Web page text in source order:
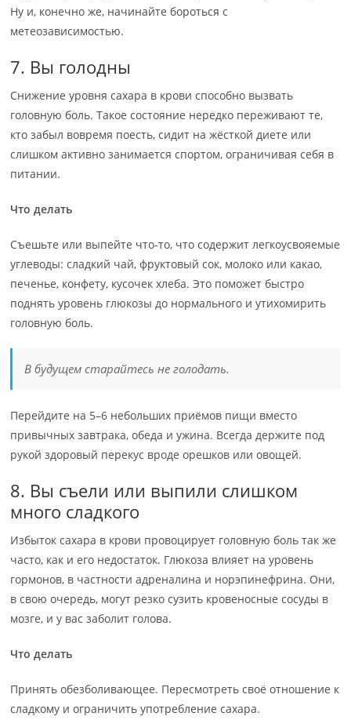
Ну и, конечно же, начинайте бороться с
метеозависимостью.
7. Вы голодны
Снижение уровня сахара в крови способно вызвать
головную боль. Такое состояние нередко переживают те,
кто забыл вовремя поесть, сидит на жёсткой диете или
слишком активно занимается спортом, ограничивая себя в
питании.
Что делать
Съешьте или выпейте что-то, что содержит легкоусвояемые
углеводы: сладкий чай, фруктовый сок, молоко или какао,
печенье, конфету, кусочек хлеба. Это поможет быстро
поднять уровень глюкозы до нормального и утихомирить
головную боль.
В будущем старайтесь не голодать.
Перейдите на 5–6 небольших приёмов пищи вместо
привычных завтрака, обеда и ужина. Всегда держите под
рукой здоровый перекус вроде орешков или овощей.
8. Вы съели или выпили слишком
много сладкого
Избыток сахара в крови провоцирует головную боль так же
часто, как и его недостаток. Глюкоза влияет на уровень
гормонов, в частности адреналина и норэпинефрина. Они,
в свою очередь, могут резко сузить кровеносные сосуды в
мозге, и у вас заболит голова.
Что делать
Принять обезболивающее. Пересмотреть своё отношение к
сладкому и ограничить употребление сахара.